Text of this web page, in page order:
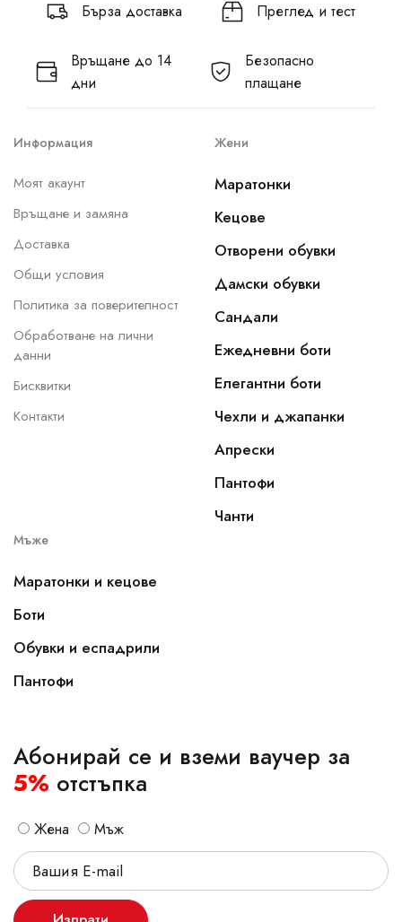
Бърза доставка Преглед и тест
Връщане до 14
дни
Безопасно
плащане
Информация
Моят акаунт
Връщане и замяна
Доставка
Общи условия
Политика за поверителност
Обработване на лични
данни
Бисквитки
Контакти
Жени
Маратонки
Кецове
Отворени обувки
Дамски обувки
Сандали
Ежедневни боти
Елегантни боти
Чехли и джапанки
Апрески
Пантофи
Чанти
Мъже
Маратонки и кецове
Боти
Обувки и еспадрили
Пантофи
Абонирай се и вземи ваучер за
5% отстъпка
Жена Мъж